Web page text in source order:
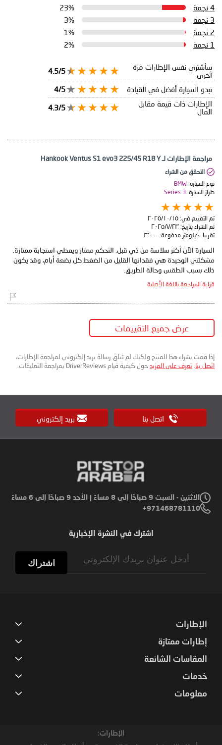
4 نجمة
23%
3 نجمة
3%
2 نجمة
1%
1 نجمة
2%
سأشتري نفس الإطارات مرة
أخرى
4.5/5
تبدو السيارة أفضل في القيادة
4/5
الإطارات ذات قيمة مقابل
المال
4.3/5
مراجعة الإطارات لـ Hankook Ventus S1 evo3 225/45 R18 Y
التحقق من الشراء
نوع السيارة: BMW
طراز السيارة: 3 Series
تم التقييم في: ١٥‏/١٠‏/٢٠٢٥
تم الشراء بتاريخ: ٢٣‏/٧‏/٢٠٢٥
تقريبا. كيلومتر مدفوعة: ٣٬٠٠٠
السيارة الآن أكثر سلاسة من ذي قبل. التحكم ممتاز ويعطي استجابة ممتازة.
مشكلتي الوحيدة هي فقدانها القليل من الضغط كل بضعة أيام، وقد يكون
ذلك بسبب الطقس وحالة الطريق.
قراءة المراجعة باللغة الأصلية
عرض جميع التقييمات
إذا قمت بشراء هذا المنتج ولكنك لم تتلقَ رسالة بريد إلكتروني لمراجعة الإطارات،
اتصل بنا. تعرف على المزيد حول كيفية قيام DriverReviews بمراجعة التعليقات.
اتصل بنا بريد إلكتروني
الاثنين - السبت 9 صباحًا إلى 8 مساءً | الأحد 9 صباحًا إلى 6 مساءً
971468781110+
اشترك في النشرة الإخبارية
اشتراك
الإطارات
إطارات ممتازة
المقاسات الشائعة
خدمات
معلومات
الإطارات: